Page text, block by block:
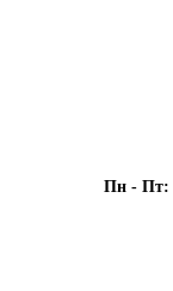
Пн - Пт: